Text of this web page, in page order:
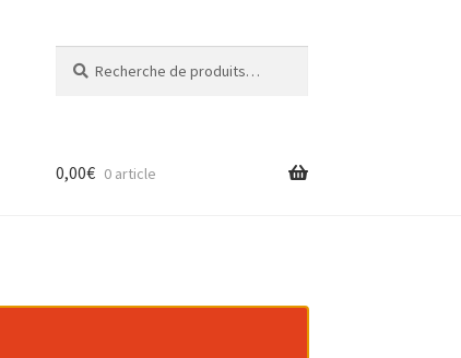
pour :
0,00€ 0 article